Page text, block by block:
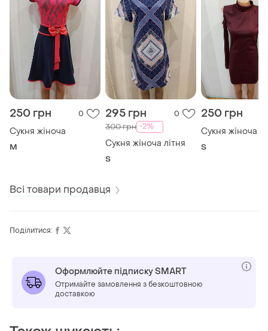
250 грн 0
Сукня жіноча
M
295 грн 0
300 грн -2%
Сукня жіноча літня
S
250 грн
Сукня жіноча
S
Всі товари продавця
Поділитися:
Оформлюйте підписку SMART
Отримайте замовлення з безкоштовною
доставкою